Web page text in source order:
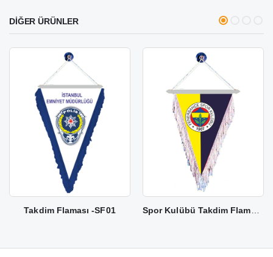
DİĞER ÜRÜNLER
Takdim Flaması -SF01 Spor Kulübü Takdim Flaması -SF02